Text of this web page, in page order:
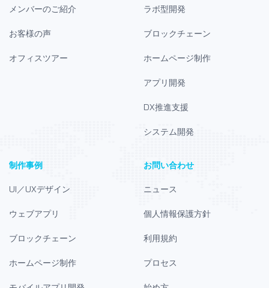
メンバーのご紹介
お客様の声
オフィスツアー
ラボ型開発
ブロックチェーン
ホームページ制作
アプリ開発
DX推進支援
システム開発
制作事例
UI／UXデザイン
ウェブアプリ
ブロックチェーン
ホームページ制作
お問い合わせ
ニュース
個人情報保護方針
利用規約
プロセス